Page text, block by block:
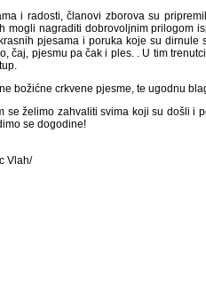
i radosti, članovi zborova su
mogli nagraditi dobrovoljnim prilogom
pjesama i poruka koje su dirnule
čaj, pjesmu pa čak i ples. . U tim
božićne crkvene pjesme, te ugodnu
se želimo zahvaliti svima koji su došli i
se dogodine!
Vlah/